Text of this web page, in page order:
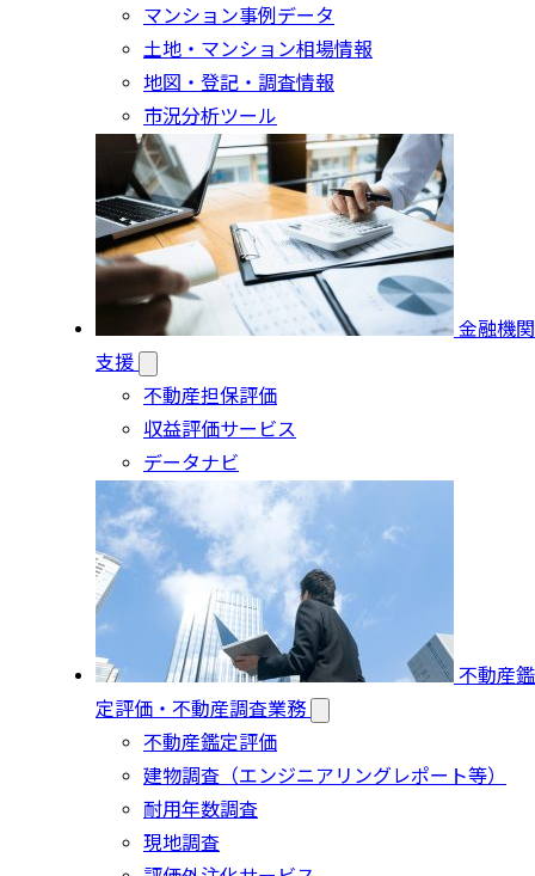
マンション事例データ
土地・マンション相場情報
地図・登記・調査情報
市況分析ツール
金融機関
支援
不動産担保評価
収益評価サービス
データナビ
不動産鑑
定評価・不動産調査業務
不動産鑑定評価
建物調査（エンジニアリングレポート等）
耐用年数調査
現地調査